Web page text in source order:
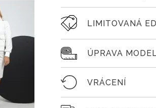
LIMITOVANÁ
ÚPRAVA
VRÁCENÍ